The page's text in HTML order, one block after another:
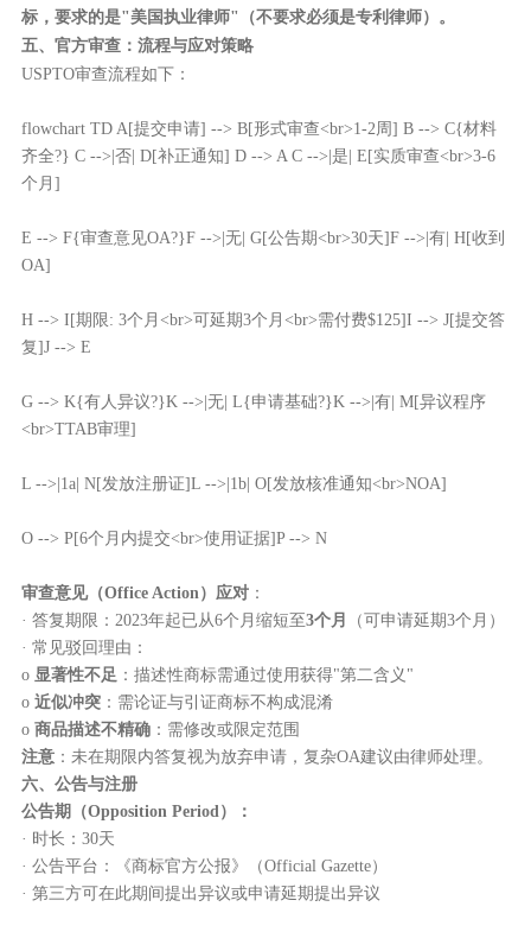
标，要求的是"美国执业律师"（不要求必须是专利律师）。
五、官方审查：流程与应对策略
USPTO审查流程如下：
flowchart TD A[提交申请] --> B[形式审查<br>1-2周] B --> C{材料
齐全?} C -->|否| D[补正通知] D --> A C -->|是| E[实质审查<br>3-6
个月]
E --> F{审查意见OA?}F -->|无| G[公告期<br>30天]F -->|有| H[收到
OA]
H --> I[期限: 3个月<br>可延期3个月<br>需付费$125]I --> J[提交答
复]J --> E
G --> K{有人异议?}K -->|无| L{申请基础?}K -->|有| M[异议程序
<br>TTAB审理]
L -->|1a| N[发放注册证]L -->|1b| O[发放核准通知<br>NOA]
O --> P[6个月内提交<br>使用证据]P --> N
审查意见（Office Action）应对：
· 答复期限：2023年起已从6个月缩短至3个月
（可申请延期3个月）
· 常见驳回理由：
o 显著性不足 ：描述性商标需通过使用获得"第二含义"
o 近似冲突：需论证与引证商标不构成混淆
o 商品描述不精确：需修改或限定范围
注意：未在期限内答复视为放弃申请，复杂OA建议由律师处理。
六、公告与注册
公告期（Opposition Period）
：
· 时长：30天
· 公告平台：《商标官方公报》（Official Gazette）
· 第三方可在此期间提出异议或申请延期提出异议